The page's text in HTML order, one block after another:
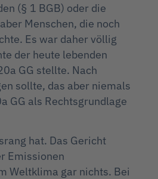
(§ 1 BGB) oder die
Menschen, die noch
Es war daher völlig
der heute lebenden
GG stellte. Nach
sollte, das aber niemals
GG als Rechtsgrundlage
hat. Das Gericht
Emissionen
Weltklima gar nichts. Bei